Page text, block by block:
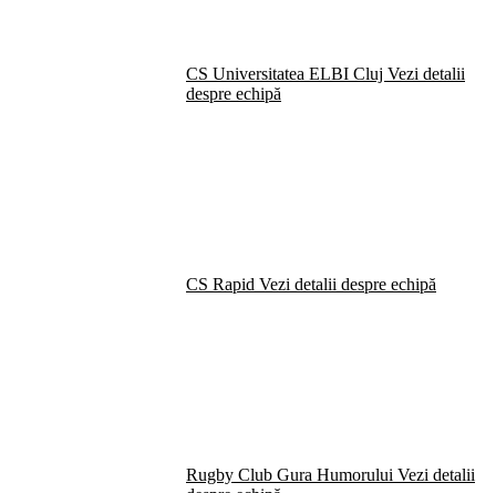
CS Universitatea ELBI Cluj Vezi detalii
despre echipă
CS Rapid Vezi detalii despre echipă
Rugby Club Gura Humorului Vezi detalii